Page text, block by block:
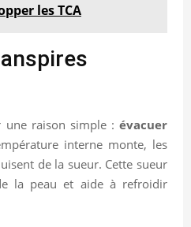
les TCA
une raison simple : évacuer
interne monte, les
de la sueur. Cette sueur
la peau et aide à refroidir